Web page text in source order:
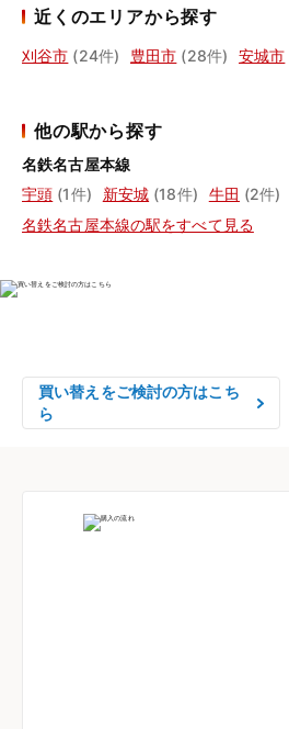
近くのエリアから探す
刈谷市 (24件) 豊田市 (28件) 安城市
他の駅から探す
名鉄名古屋本線
宇頭 (1件) 新安城 (18件) 牛田 (2件)
名鉄名古屋本線の駅をすべて見る
買い替えをご検討の方はこち
ら